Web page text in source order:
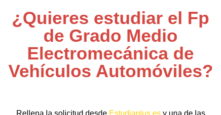
¿Quieres estudiar el Fp
de Grado Medio
Electromecánica de
Vehículos Automóviles?
Rellena la solicitud desde Estudiaplus.esy una de las